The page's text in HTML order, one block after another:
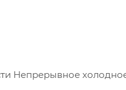
Непрерывное